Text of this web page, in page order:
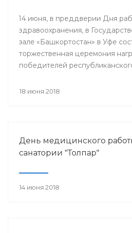
14 июня, в преддверии Дня
здравоохранения, в
зале «Башкортостан» в Уфе
торжественная церемония
победителей
мероприятие, посвященное
18 июня 2018
День медицинского
санатории "Толпар"
14 июня 2018